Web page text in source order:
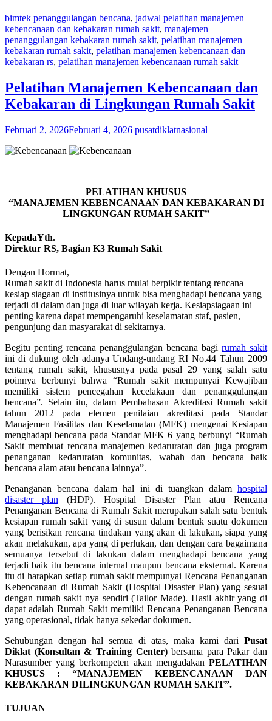
bimtek penanggulangan bencana, jadwal pelatihan manajemen
kebencanaan dan kebakaran rumah sakit, manajemen
penanggulangan kebakaran rumah sakit, pelatihan manajemen
kebakaran rumah sakit, pelatihan manajemen kebencanaan dan
kebakaran rs, pelatihan manajemen kebencanaan rumah sakit
Pelatihan Manajemen Kebencanaan dan
Kebakaran di Lingkungan Rumah Sakit
Februari 2, 2026Februari 4, 2026 pusatdiklatnasional
PELATIHAN KHUSUS
“MANAJEMEN KEBENCANAAN DAN KEBAKARAN DI
LINGKUNGAN RUMAH SAKIT”
KepadaYth.
Direktur RS, Bagian K3 Rumah Sakit
Dengan Hormat,
Rumah sakit di Indonesia harus mulai berpikir tentang rencana
kesiap siagaan di institusinya untuk bisa menghadapi bencana yang
terjadi di dalam dan juga di luar wilayah kerja. Kesiapsiagaan ini
penting karena dapat mempengaruhi keselamatan staf, pasien,
pengunjung dan masyarakat di sekitarnya.
Begitu penting rencana penanggulangan bencana bagi rumah sakit
ini di dukung oleh adanya Undang-undang RI No.44 Tahun 2009
tentang rumah sakit, khususnya pada pasal 29 yang salah satu
poinnya berbunyi bahwa “Rumah sakit mempunyai Kewajiban
memiliki sistem pencegahan kecelakaan dan penanggulangan
bencana”. Selain itu, dalam Pembahasan Akreditasi Rumah sakit
tahun 2012 pada elemen penilaian akreditasi pada Standar
Manajemen Fasilitas dan Keselamatan (MFK) mengenai Kesiapan
menghadapi bencana pada Standar MFK 6 yang berbunyi “Rumah
Sakit membuat rencana manajemen kedaruratan dan juga program
penanganan kedaruratan komunitas, wabah dan bencana baik
bencana alam atau bencana lainnya”.
Penanganan bencana dalam hal ini di tuangkan dalam hospital
disaster plan (HDP). Hospital Disaster Plan atau Rencana
Penanganan Bencana di Rumah Sakit merupakan salah satu bentuk
kesiapan rumah sakit yang di susun dalam bentuk suatu dokumen
yang berisikan rencana tindakan yang akan di lakukan, siapa yang
akan melakukan, apa yang di perlukan, dan dengan cara bagaimana
semuanya tersebut di lakukan dalam menghadapi bencana yang
terjadi baik itu bencana internal maupun bencana eksternal. Karena
itu di harapkan setiap rumah sakit mempunyai Rencana Penanganan
Kebencanaan di Rumah Sakit (Hospital Disaster Plan) yang sesuai
dengan rumah sakit nya sendiri (Tailor Made). Hasil akhir yang di
dapat adalah Rumah Sakit memiliki Rencana Penanganan Bencana
yang operasional, tidak hanya sekedar dokumen.
Sehubungan dengan hal semua di atas, maka kami dari Pusat
Diklat (Konsultan & Training Center)bersama para Pakar dan
Narasumber yang berkompeten akan mengadakan PELATIHAN
KHUSUS : “MANAJEMEN KEBENCANAAN DAN
KEBAKARAN DILINGKUNGAN RUMAH SAKIT”.
TUJUAN